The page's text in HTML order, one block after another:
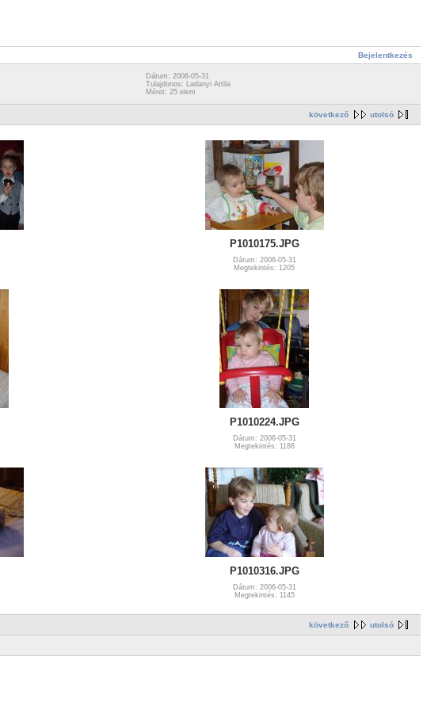
Bejelentkezés
Dátum: 2006-05-31
Tulajdonos: Ladanyi Attila
Méret: 25 elem
következő utolsó
P1010175.JPG
Dátum: 2006-05-31
Megtekintés: 1205
P1010224.JPG
Dátum: 2006-05-31
Megtekintés: 1186
P1010316.JPG
Dátum: 2006-05-31
Megtekintés: 1145
következő utolsó